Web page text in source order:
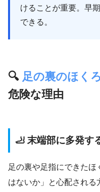
けることが重要。早
できる。
🔍 足の裏のほくろ
危険な理由
🦶 末端部に多発す
足の裏や足指にできた
はないか」と心配され